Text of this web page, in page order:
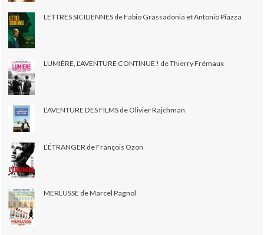
LETTRES SICILIENNES de Fabio Grassadonia et Antonio Piazza
LUMIÈRE, L'AVENTURE CONTINUE ! de Thierry Frémaux
L’AVENTURE DES FILMS de Olivier Rajchman
L’ÉTRANGER de François Ozon
MERLUSSE de Marcel Pagnol